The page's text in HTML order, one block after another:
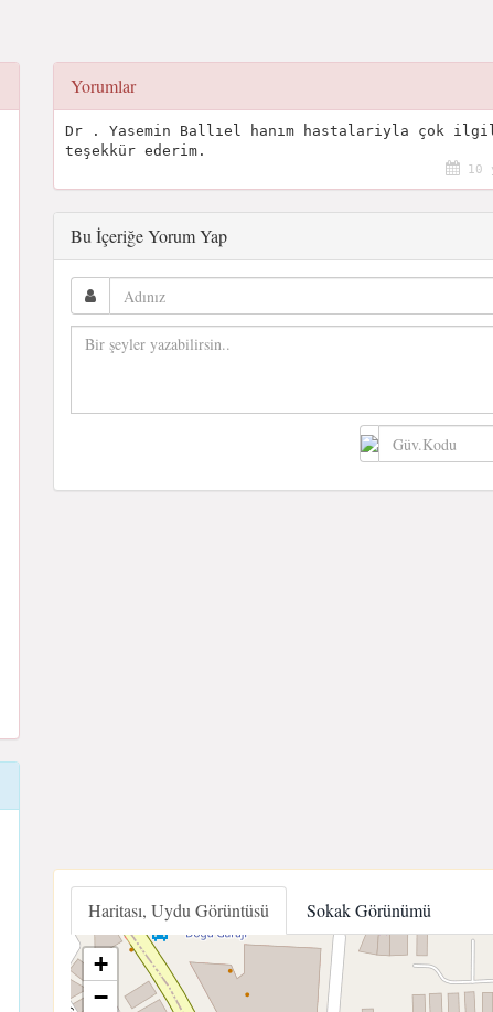
Yorumlar
Dr . Yasemin Ballıel hanım hastalariyla çok
teşekkür ederim.
10
Bu İçeriğe Yorum Yap
Haritası, Uydu Görüntüsü Sokak Görünümü
+
−